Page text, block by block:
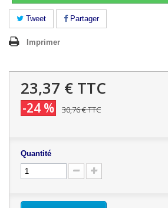
Tweet Partager
Imprimer
23,37 € TTC
-24 % 30,76 €TTC
Quantité